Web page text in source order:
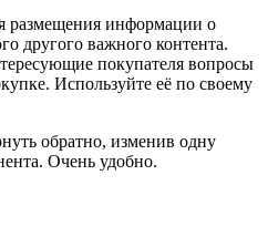
размещения информации о
другого важного контента.
покупателя вопросы
Используйте её по своему
обратно, изменив одну
Очень удобно.